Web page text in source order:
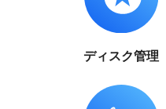
ディスク管理